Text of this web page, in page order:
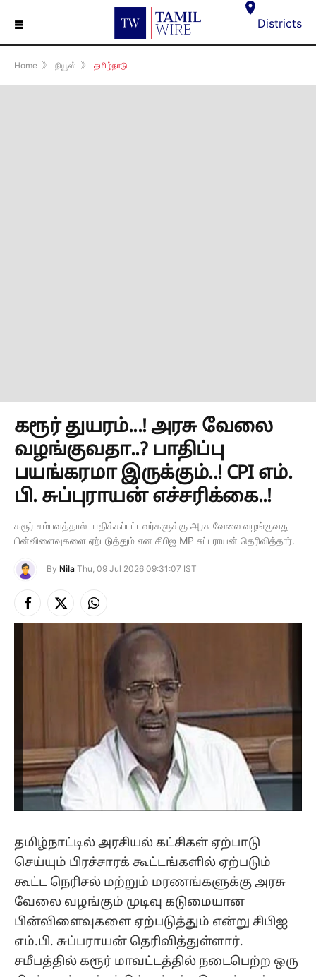
☰ Districts
Home 》 நியூஸ் 》 தமிழ்நாடு
கரூர் துயரம்...! அரசு வேலை
வழங்குவதா..? பாதிப்பு
பயங்கரமா இருக்கும்..! CPI எம்.
பி. சுப்புராயன் எச்சரிக்கை..!
கரூர் சம்பவத்தால் பாதிக்கப்பட்டவர்களுக்கு அரசு வேலை வழங்குவது
பின்விளைவுகளை ஏற்படுத்தும் என சிபிஐ MP சுப்பராயன் தெரிவித்தார்.
By Nila Thu, 09 Jul 2026 09:31:07 IST
Facebook
X
(Twitter)
Instagram
தமிழ்நாட்டில் அரசியல் கட்சிகள் ஏற்பாடு
செய்யும் பிரச்சாரக் கூட்டங்களில் ஏற்படும்
கூட்ட நெரிசல் மற்றும் மரணங்களுக்கு அரசு
வேலை வழங்கும் முடிவு கடுமையான
பின்விளைவுகளை ஏற்படுத்தும் என்று சிபிஐ
எம்.பி. சுப்பராயன் தெரிவித்துள்ளார்.
சமீபத்தில் கரூர் மாவட்டத்தில் நடைபெற்ற ஒரு